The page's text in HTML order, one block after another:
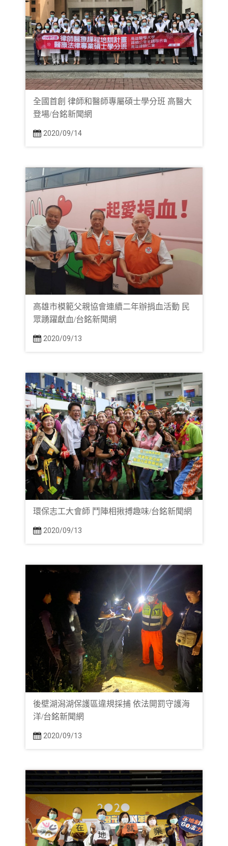
全國首創 律師和醫師專屬碩士學分班 高醫大
登場/台銘新聞網
2020/09/14
高雄市模範父親協會連續二年辦捐血活動 民
眾踴躍獻血/台銘新聞網
2020/09/13
環保志工大會師 鬥陣相揪搏趣味/台銘新聞網
2020/09/13
後壁湖潟湖保護區違規採捕 依法開罰守護海
洋/台銘新聞網
2020/09/13